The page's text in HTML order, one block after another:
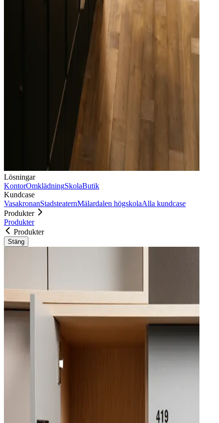
Lösningar
KontorOmklädningSkolaButik
Kundcase
VasakronanStadsteaternMälardalen högskolaAlla kundcase
Produkter
Produkter
Produkter
Stäng